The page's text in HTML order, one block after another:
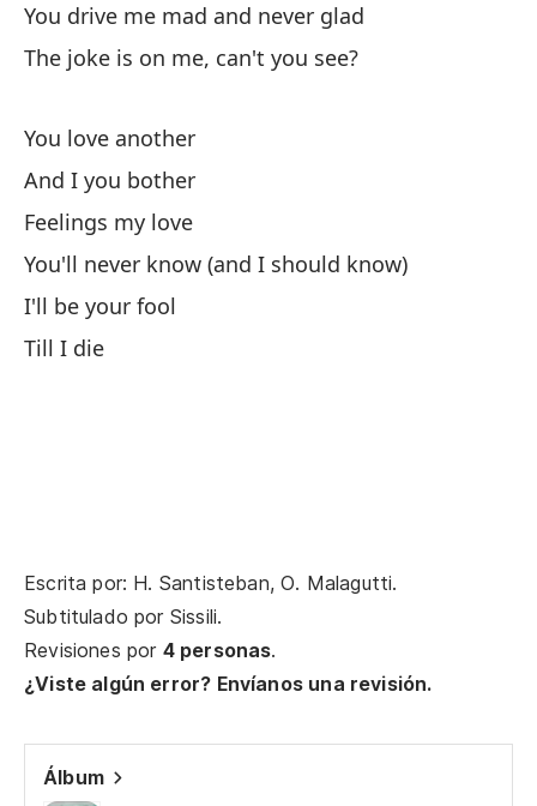
You drive me mad and never glad
The joke is on me, can't you see?
You love another
And I you bother
Feelings my love
You'll never know (and I should know)
I'll be your fool
Till I die
Escrita por: H. Santisteban, O. Malagutti.
Subtitulado por Sissili.
Revisiones por 4 personas.
¿Viste algún error? Envíanos una revisión.
Álbum